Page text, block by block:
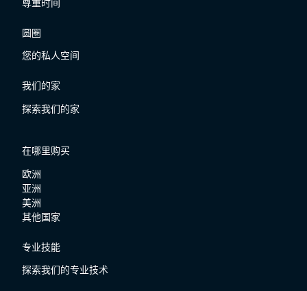
尊重时间
圆圈
您的私人空间
我们的家
探索我们的家
在哪里购买
欧洲
亚洲
美洲
其他国家
专业技能
探索我们的专业技术